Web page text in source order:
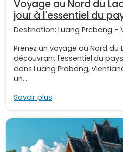
Voyage au Nord du
jour à l'essentiel du
Destination: Luang Prabang -
Prenez un voyage au Nord du
découvrant l'essentiel du
dans Luang Prabang,
un...
Savoir plus